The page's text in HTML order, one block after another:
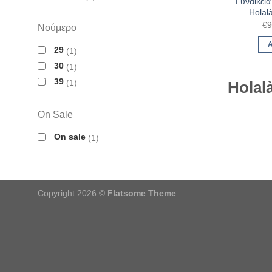
Νούμερο
29
1
30
1
39
1
On Sale
On sale 1
€
Copyright 2026 © Flatsome Theme